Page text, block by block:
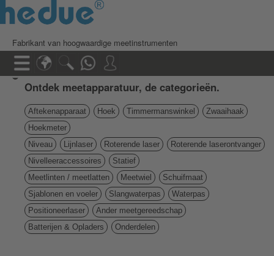
Fabrikant van hoogwaardige meetinstrumenten
Ontdek meetapparatuur, de categorieën.
Aftekenapparaat Hoek Timmermanswinkel
Zwaaihaak
Hoekmeter
Niveau
Lijnlaser Roterende laser
Roterende laserontvanger
Nivelleeraccessoires
Statief
Meetlinten / meetlatten
Meetwiel
Schuifmaat
Sjablonen en voeler
Slangwaterpas
Waterpas
Positioneerlaser
Ander meetgereedschap
Batterijen & Opladers
Onderdelen